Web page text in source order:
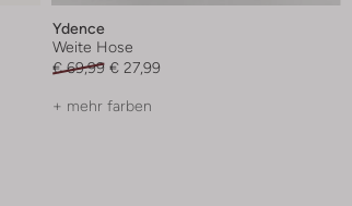
Ydence
Weite Hose
€ 69,99 € 27,99
+ mehr farben